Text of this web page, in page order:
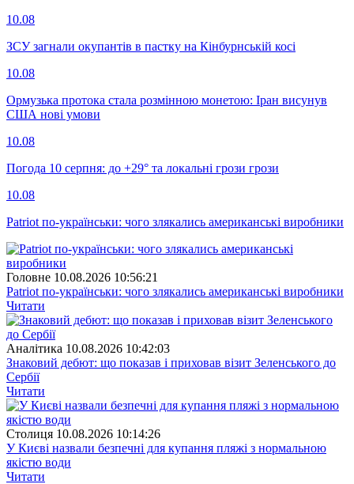
10.08
ЗСУ загнали окупантів в пастку на Кінбурнській косі
10.08
Ормузька протока стала розмінною монетою: Іран висунув
США нові умови
10.08
Погода 10 серпня: до +29° та локальні грози грози
10.08
Patriot по-українськи: чого злякались американські виробники
Головне 10.08.2026 10:56:21
Patriot по-українськи: чого злякались американські виробники
Читати
Аналітика 10.08.2026 10:42:03
Знаковий дебют: що показав і приховав візит Зеленського до
Сербії
Читати
Столиця 10.08.2026 10:14:26
У Києві назвали безпечні для купання пляжі з нормальною
якістю води
Читати